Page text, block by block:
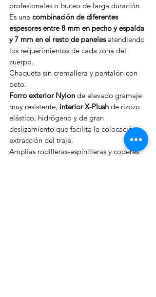
profesionales o buceo de larga duración.
Es una combinación de diferentes
espesores entre 8 mm en pecho y espalda
y 7 mm en el resto de panelesatendiendo
los requerimientos de cada zona del
cuerpo.
Chaqueta sin cremallera y pantalón con
peto.
Forro exterior Nylon de elevado gramaje
muy resistente, interior X-Plush de rizozo
elástico, hidrógeno y de gran
deslizamiento que facilita la colocación y
extracción del traje.
Amplias rodilleras-espinilleras y coderas